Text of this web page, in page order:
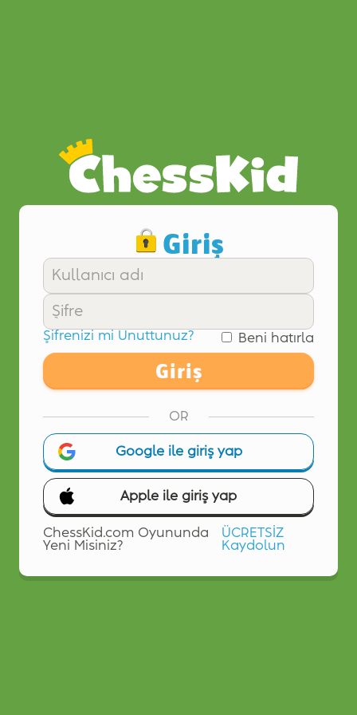
Giriş
Şifrenizi mi Unuttunuz? Beni hatırla
Giriş
OR
Google ile giriş yap
Apple ile giriş yap
ChessKid.com Oyununda
Yeni Misiniz?
ÜCRETSİZ
Kaydolun